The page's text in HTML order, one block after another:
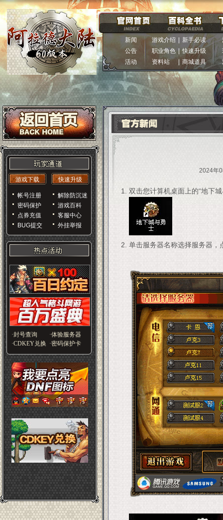
新闻
公告
活动
游戏介绍
新手必读
职业角色 | 快速升级
资料站
商城道具
游戏下载 快速升级
帐号注册
解除防沉迷
密码保护
游戏百科
点券充值
客服中心
BUG提交
外挂举报
·封号查询
·体验服务器
·CDKEY兑换 ·密码保护卡
2024年
双击您计算机桌面上的“地下
单击服务器名称选择服务器，